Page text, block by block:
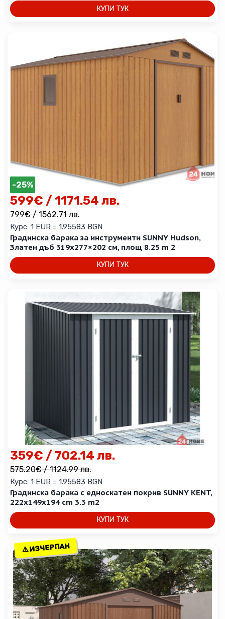
КУПИ ТУК
Градинска барака за инструменти SUNNY Hudson,
Златен дъб 319х277×202 см, площ 8.25 m 2
-25%
799€/ 1562.71 лв.
599€ / 1171.54 лв.
Курс: 1 EUR = 1.95583 BGN
КУПИ ТУК
Градинска барака с едноскатен покрив SUNNY KENT,
222х149х194 cm 3.3 m2
575.20€/ 1124.99 лв.
359€ / 702.14 лв.
Курс: 1 EUR = 1.95583 BGN
КУПИ ТУК
product
has
multiple
variants.
The
options
⚠️ ИЗЧЕРПАН
⚠️ ИЗЧЕРПАН